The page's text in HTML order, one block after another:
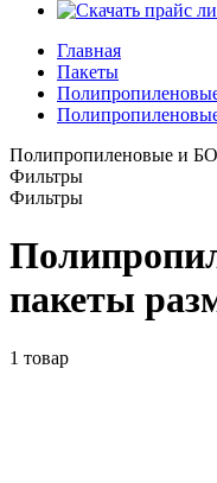
Главная
Пакеты
Полипропиленовые и
Фильтры
Фильтры
пакеты
1 товар